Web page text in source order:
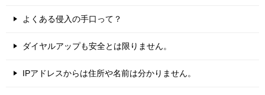
よくある侵入の手口って？
ダイヤルアップも安全とは限りません。
IPアドレスからは住所や名前は分かりません。